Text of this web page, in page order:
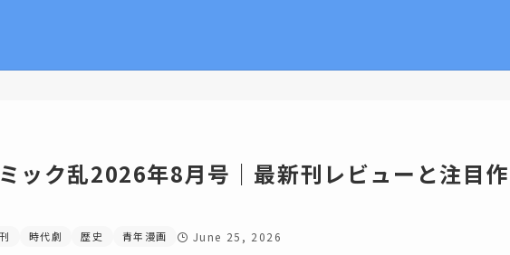
ミック乱2026年8月号｜最新刊レビューと注目作
時代劇 歴史 青年漫画 June 25, 2026